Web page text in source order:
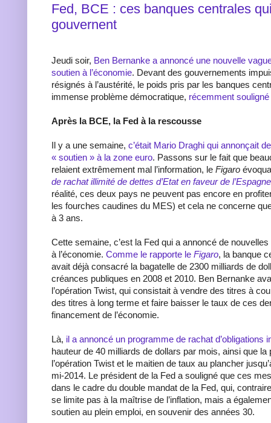
Fed, BCE : ces banques centrales
gouvernent
Jeudi soir, Ben Bernanke a annoncé une nouvelle
soutien à l’économie. Devant des gouvernements
résignés à l’austérité, le poids pris par les banques
immense problème démocratique, récemment
Après la BCE, la Fed à la rescousse
Il y a une semaine, c’était Mario Draghi qui annonçait
« soutien » à la zone euro. Passons sur le fait que
relaient extrêmement mal l’information, le Figaro
de rachat illimité de dettes d’Etat en faveur de
réalité, ces deux pays ne peuvent pas encore en
les fourches caudines du MES) et cela ne concerne
à 3 ans.
Cette semaine, c’est la Fed qui a annoncé de
à l’économie. Comme le rapporte le Figaro, la banque
avait déjà consacré la bagatelle de 2300 milliards de
créances publiques en 2008 et 2010. Ben Bernanke
l’opération Twist, qui consistait à vendre des titres à
des titres à long terme et faire baisser le taux de ces
financement de l’économie.
Là, il a annoncé un programme de rachat d’obligations
hauteur de 40 milliards de dollars par mois, ainsi que la
l’opération Twist et le maitien de taux au plancher
mi-2014. Le président de la Fed a souligné que ces
dans le cadre du double mandat de la Fed, qui,
se limite pas à la maîtrise de l’inflation, mais a
soutien au plein emploi, en souvenir des années 30.